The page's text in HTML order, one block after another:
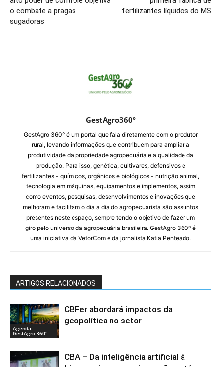
o combate a pragas
sugadoras
fertilizantes líquidos do MS
GestAgro360º
GestAgro 360° é um portal que fala diretamente com o produtor
rural, levando informações que contribuem para ampliar a
produtividade da propriedade agropecuária e a qualidade da
produção. Para isso, genética, cultivares, defensivos e
fertilizantes - químicos, orgânicos e biológicos - nutrição animal,
tecnologia em máquinas, equipamentos e implementos, assim
como eventos, pesquisas, desenvolvimentos e inovações que
melhoram e facilitam o dia a dia do agropecuarista são assuntos
presentes neste espaço, sempre tendo o objetivo de fazer um
giro pelo universo da agropecuária brasileira. GestAgro 360º é
uma iniciativa da VetorCom e da jornalista Katia Penteado.
ARTIGOS RELACIONADOS
Agenda
GestAgro 360°
CBFer abordará impactos da
geopolítica no setor
CBA – Da inteligência artificial à